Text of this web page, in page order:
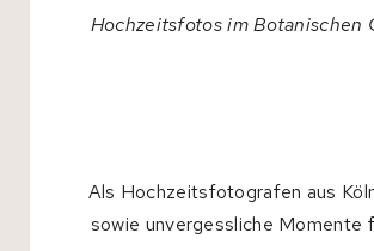
Hochzeitsfotos im Botanischen
Als Hochzeitsfotografen aus
sowie unvergessliche Momente